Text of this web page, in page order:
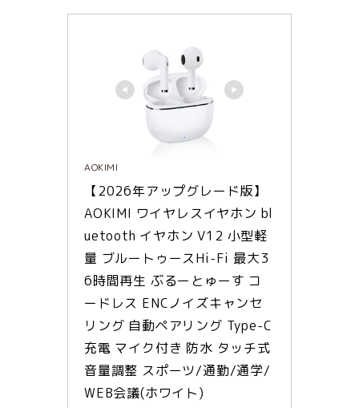
AOKIMI
【2026年アップグレード版】
AOKIMI ワイヤレスイヤホン bl
uetooth イヤホン V12 小型軽
量 ブルートゥースHi-Fi 最大3
6時間再生 ぶるーとゅーす コ
ードレス ENCノイズキャンセ
リング 自動ペアリング Type-C
充電 マイク付き 防水 タッチ式
音量調整 スポーツ/通勤/通学/
WEB会議(ホワイト)